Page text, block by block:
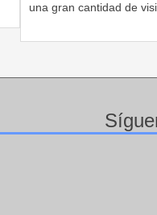
una gran cantidad de